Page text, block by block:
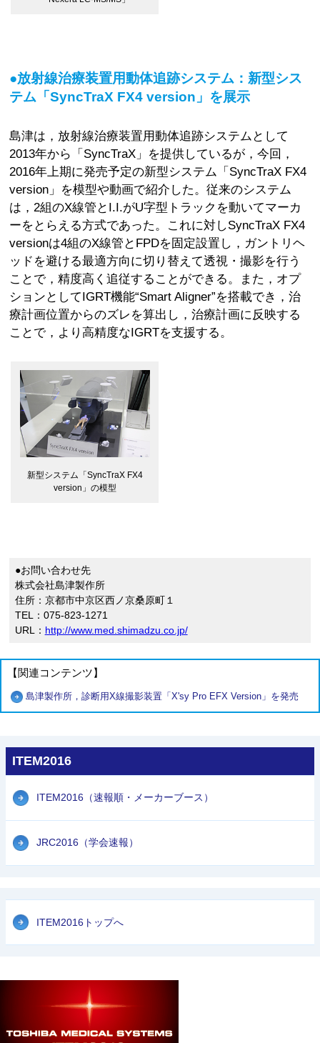
●放射線治療装置用動体追跡システム：新型シス
テム「SyncTraX FX4 version」を展示
島津は，放射線治療装置用動体追跡システムとして
2013年から「SyncTraX」を提供しているが，今回，
2016年上期に発売予定の新型システム「SyncTraX FX4
version」を模型や動画で紹介した。従来のシステム
は，2組のX線管とI.I.がU字型トラックを動いてマーカ
ーをとらえる方式であった。これに対しSyncTraX FX4
versionは4組のX線管とFPDを固定設置し，ガントリヘ
ッドを避ける最適方向に切り替えて透視・撮影を行う
ことで，精度高く追従することができる。また，オプ
ションとしてIGRT機能“Smart Aligner”を搭載でき，治
療計画位置からのズレを算出し，治療計画に反映する
ことで，より高精度なIGRTを支援する。
新型システム「SyncTraX FX4
version」の模型
●お問い合わせ先
株式会社島津製作所
住所：京都市中京区西ノ京桑原町１
TEL：075-823-1271
URL： http://www.med.shimadzu.co.jp/
【関連コンテンツ】
島津製作所，診断用X線撮影装置「X'sy Pro EFX Version」を発売
ITEM2016
ITEM2016（速報順・メーカーブース）
JRC2016（学会速報）
ITEM2016トップへ